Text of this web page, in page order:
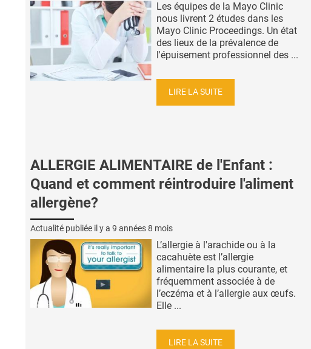
Les équipes de la Mayo Clinic
nous livrent 2 études dans les
Mayo Clinic Proceedings. Un état
des lieux de la prévalence de
l'épuisement professionnel des ...
LIRE LA SUITE
ALLERGIE ALIMENTAIRE de l'Enfant :
Quand et comment réintroduire l'aliment
allergène?
Actualité publiée il y a 9 années 8 mois
L’allergie à l'arachide ou à la
cacahuète est l’allergie
alimentaire la plus courante, et
fréquemment associée à de
l’eczéma et à l’allergie aux œufs.
Elle ...
LIRE LA SUITE